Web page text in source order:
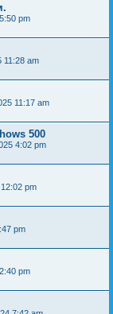
pm
11:28 am
11:17 am
500
4:02 pm
pm
pm
pm